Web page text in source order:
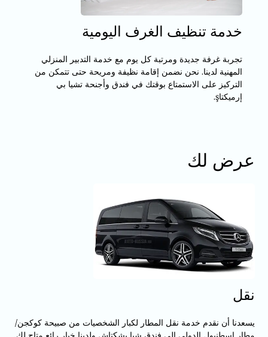
خدمة تنظيف الغرف اليومية
تجربة غرفة جديدة ومرتبة كل يوم مع خدمة التدبير المنزلي
المهنية لدينا. نحن نضمن إقامة نظيفة ومريحة حتى تتمكن من
التركيز على الاستمتاع بوقتك في فندق وأجنحة تشيا بي
إرميكتاş.
عرض لك
نقل
يسعدنا أن نقدم خدمة نقل المطار لكبار الشخصيات من صبيحة كوكجن/